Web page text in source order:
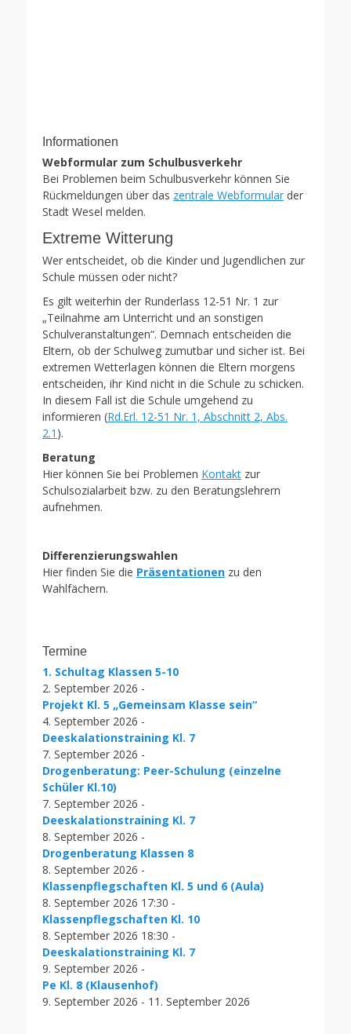
Informationen
Webformular zum Schulbusverkehr
Bei Problemen beim Schulbusverkehr können Sie
Rückmeldungen über das zentrale Webformular der
Stadt Wesel melden.
Extreme Witterung
Wer entscheidet, ob die Kinder und Jugendlichen zur
Schule müssen oder nicht?
Es gilt weiterhin der Runderlass 12-51 Nr. 1 zur
„Teilnahme am Unterricht und an sonstigen
Schulveranstaltungen“. Demnach entscheiden die
Eltern, ob der Schulweg zumutbar und sicher ist. Bei
extremen Wetterlagen können die Eltern morgens
entscheiden, ihr Kind nicht in die Schule zu schicken.
In diesem Fall ist die Schule umgehend zu
informieren (Rd.Erl. 12-51 Nr. 1, Abschnitt 2, Abs.
2.1 ).
Beratung
Hier können Sie bei Problemen Kontakt zur
Schulsozialarbeit bzw. zu den Beratungslehrern
aufnehmen.
Differenzierungswahlen
Hier finden Sie die Präsentationen zu den
Wahlfächern.
Termine
1. Schultag Klassen 5-10
2. September 2026 -
Projekt Kl. 5 „Gemeinsam Klasse sein“
4. September 2026 -
Deeskalationstraining Kl. 7
7. September 2026 -
Drogenberatung: Peer-Schulung (einzelne
Schüler Kl.10)
7. September 2026 -
Deeskalationstraining Kl. 7
8. September 2026 -
Drogenberatung Klassen 8
8. September 2026 -
Klassenpflegschaften Kl. 5 und 6 (Aula)
8. September 2026 17:30 -
Klassenpflegschaften Kl. 10
8. September 2026 18:30 -
Deeskalationstraining Kl. 7
9. September 2026 -
Pe Kl. 8 (Klausenhof)
9. September 2026 - 11. September 2026